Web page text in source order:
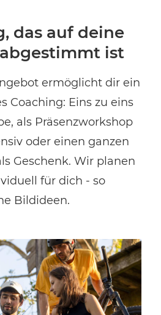
FINDEN
Jetzt für einen Workshop
das auf deine
ist
ermöglicht dir ein
Coaching: Eins zu eins
als Präsenzworkshop
oder einen ganzen
Geschenk. Wir planen
für dich - so
Bildideen.